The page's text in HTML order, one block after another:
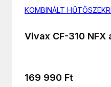
KOMBINÁLT
Vivax CF-310
169 990 Ft